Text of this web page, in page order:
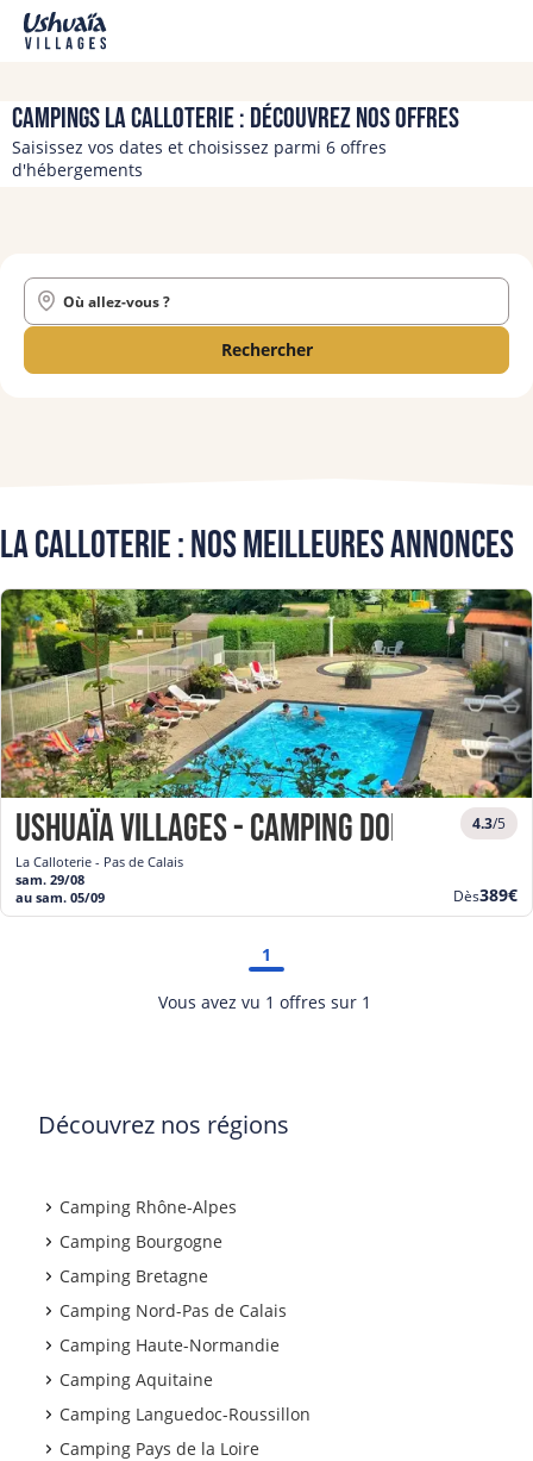
Campings La Calloterie : découvrez nos offres
Saisissez vos dates et choisissez parmi 6 offres
d'hébergements
Où allez-vous ?
Rechercher
La Calloterie : Nos meilleures annonces
Ushuaïa Villages - Camping Domaine du
La Calloterie - Pas de Calais
4.3/5
sam. 29/08
au sam. 05/09
Dès
prix
389€
1
Vous avez vu 1 offres sur 1
Découvrez nos régions
Camping Rhône-Alpes
Camping Bourgogne
Camping Bretagne
Camping Nord-Pas de Calais
Camping Haute-Normandie
Camping Aquitaine
Camping Languedoc-Roussillon
Camping Pays de la Loire